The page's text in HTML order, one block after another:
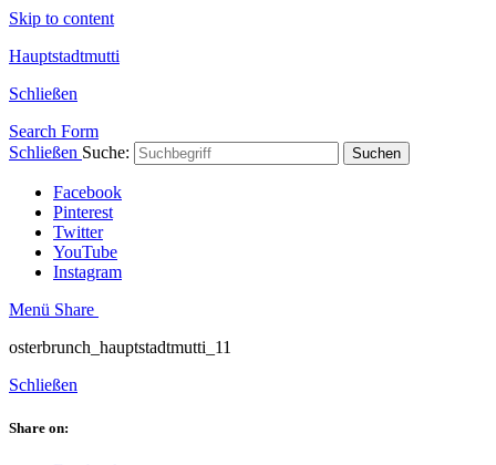
Skip to content
Hauptstadtmutti
Schließen
Search Form
Schließen Suche: Suchen
Facebook
Pinterest
Twitter
YouTube
Instagram
Menü Share
osterbrunch_hauptstadtmutti_11
Schließen
Share on: